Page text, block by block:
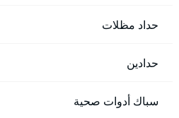
حداد مظلات
حدادين
سباك أدوات صحية